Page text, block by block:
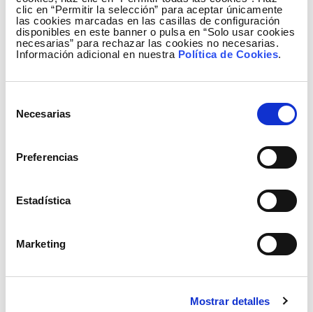
clic en “Permitir la selección” para aceptar únicamente
las cookies marcadas en las casillas de configuración
disponibles en este banner o pulsa en “Solo usar cookies
necesarias” para rechazar las cookies no necesarias.
Información adicional en nuestra Política de Cookies.
Necesarias
Preferencias
Estadística
Marketing
Mostrar detalles
software. Todos, compartimos la misma pasión y
por:
Técnico. Especialista en incendios forestales e
Molina Lazaro. Responsable de IoT y hardware.
Es ingeniero en automática y control por la UPV.